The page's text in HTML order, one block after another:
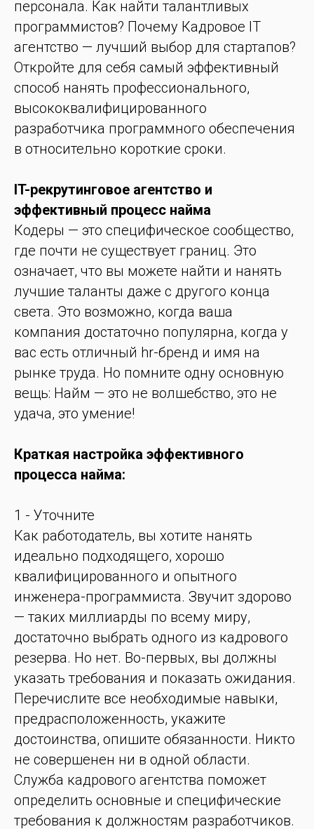
персонала. Как найти талантливых
программистов? Почему Кадровое IT
агентство — лучший выбор для стартапов?
Откройте для себя самый эффективный
способ нанять профессионального,
высококвалифицированного
разработчика программного обеспечения
в относительно короткие сроки.
IT-рекрутинговое агентство и
эффективный процесс найма
Кодеры — это специфическое сообщество,
где почти не существует границ. Это
означает, что вы можете найти и нанять
лучшие таланты даже с другого конца
света. Это возможно, когда ваша
компания достаточно популярна, когда у
вас есть отличный hr-бренд и имя на
рынке труда. Но помните одну основную
вещь: Найм — это не волшебство, это не
удача, это умение!
Краткая настройка эффективного
процесса найма:
1 - Уточните
Как работодатель, вы хотите нанять
идеально подходящего, хорошо
квалифицированного и опытного
инженера-программиста. Звучит здорово
— таких миллиарды по всему миру,
достаточно выбрать одного из кадрового
резерва. Но нет. Во-первых, вы должны
указать требования и показать ожидания.
Перечислите все необходимые навыки,
предрасположенность, укажите
достоинства, опишите обязанности. Никто
не совершенен ни в одной области.
Служба кадрового агентства поможет
определить основные и специфические
требования к должностям разработчиков.